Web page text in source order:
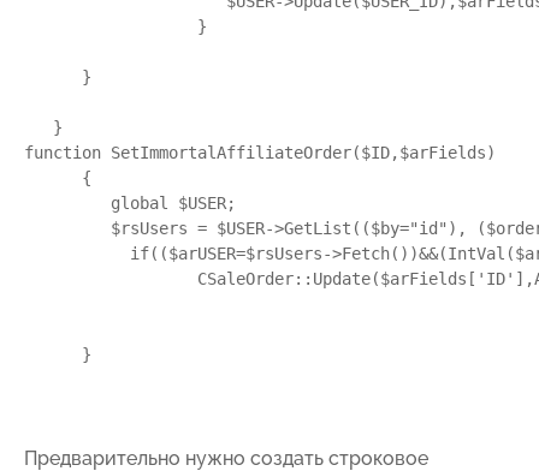
}
}
}
function SetImmortalAffiliateOrder($ID,$arFields)
{
global $USER;
$rsUsers = $USER->GetList(($by="id"),
if(($arUSER=$rsUsers-
}
Предварительно нужно создать строковое